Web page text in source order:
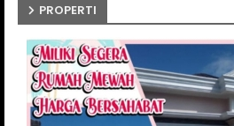
PROPERTI